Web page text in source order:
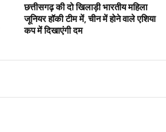
छत्तीसगढ़ की दो खिलाड़ी भारतीय महिला
जूनियर हॉकी टीम में, चीन में होने वाले एशिया
कप में दिखाएंगी दम